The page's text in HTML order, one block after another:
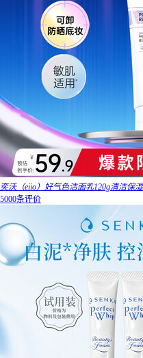
奕沃（eiio）好气色洁面乳120g清洁保
5000条评价